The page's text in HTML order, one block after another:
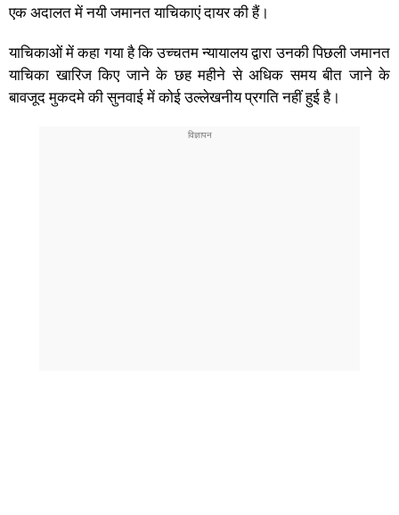
एक अदालत में नयी जमानत याचिकाएं दायर की हैं।
याचिकाओं में कहा गया है कि उच्चतम न्यायालय द्वारा उनकी पिछली जमानत
याचिका खारिज किए जाने के छह महीने से अधिक समय बीत जाने के
बावजूद मुकदमे की सुनवाई में कोई उल्लेखनीय प्रगति नहीं हुई है।